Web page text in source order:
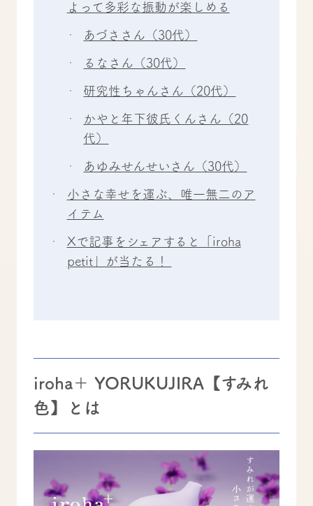
よって多彩な振動が楽しめる
あづささん（30代）
るなさん（30代）
研究性ちゃんさん（20代）
かやと年下彼氏くんさん（20
代）
あゆみせんせいさん（30代）
小さな幸せを運ぶ、唯一無二のア
イテム
Xで記事をシェアすると「iroha
petit」が当たる！
iroha＋ YORUKUJIRA【すみれ
色】とは